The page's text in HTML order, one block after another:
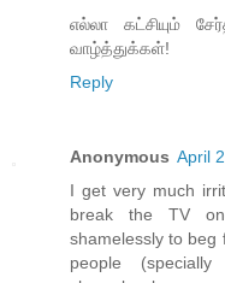
எல்லா கட்சியும்
வாழ்த்துக்கள்!
Reply
Anonymous April
I get very much
break the TV
shamelessly to beg
people